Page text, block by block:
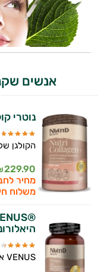
אנשים
נוטרי
הקולגן של נוטרי
229.90
מחיר
משלוח
VENUS אנטי אייג'ינג מהטבע כמוסות קולגן טהור...